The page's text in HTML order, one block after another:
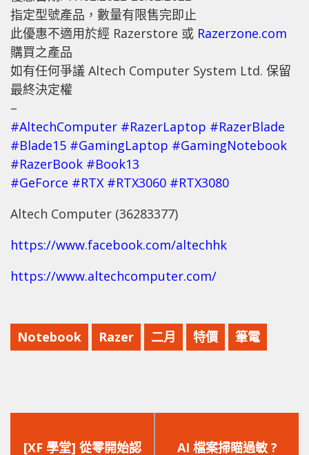
指定型號產品，數量有限售完即止
此優惠不適用於經 Razerstore 或 Razerzone.com
購買之產品
如有任何爭議 Altech Computer System Ltd. 保留
最終決定權
–
#AltechComputer #RazerLaptop #RazerBlade
#Blade15 #GamingLaptop #GamingNotebook
#RazerBook #Book13
#GeForce #RTX #RTX3060 #RTX3080
Altech Computer (36283377)
https://www.facebook.com/altechhk
https://www.altechcomputer.com/
Notebook Razer 二月 特價 筆電
一
[XF 學堂] 從零開始認
一
AI 檔案掃瞄過敏 ?